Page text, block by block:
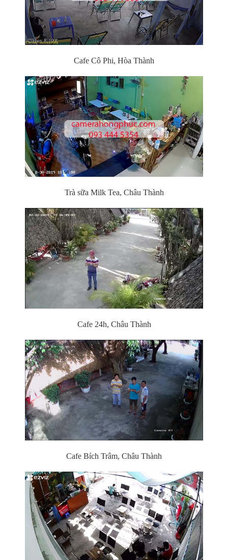
Cafe Cô Phi, Hòa Thành
Trà sữa Milk Tea, Châu Thành
Cafe 24h, Châu Thành
Cafe Bích Trâm, Châu Thành